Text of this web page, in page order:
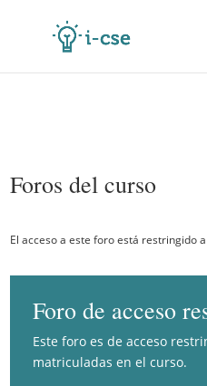
Foros del curso
El acceso a este foro está restringido
Foro de acceso
Este foro es de acceso
matriculadas en el curso.